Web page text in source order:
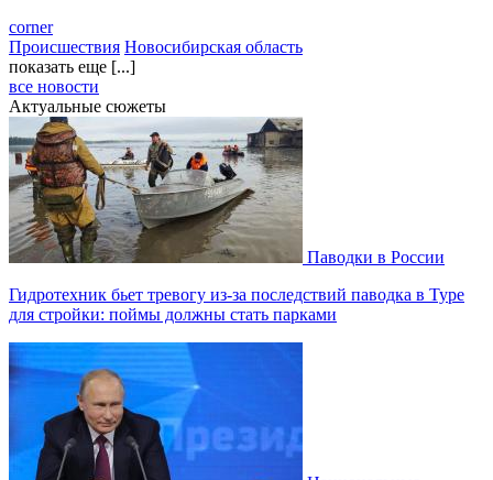
corner
Происшествия Новосибирская область
показать еще [...]
все новости
Актуальные сюжеты
Паводки в России
Гидротехник бьет тревогу из-за последствий паводка в Туре
для стройки: поймы должны стать парками